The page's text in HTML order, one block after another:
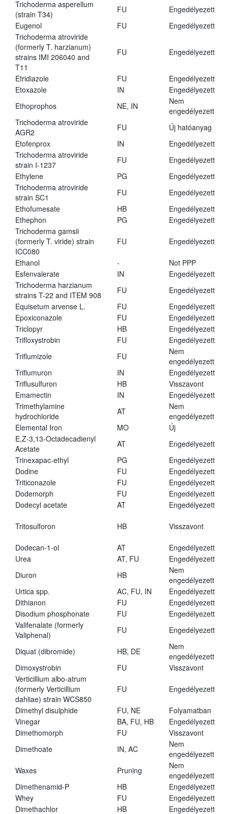
Trichoderma asperellum
(strain T34)
FU
Engedélyezett
Eugenol
FU
Engedélyezett
Trichoderma atroviride
(formerly T. harzianum)
strains IMI 206040 and
T11
FU Engedélyezett
Etridiazole FU
Engedélyezett
Etoxazole
IN
Engedélyezett
Ethoprophos
NE, IN
Nem
engedélyezett
Trichoderma atroviride
AGR2
FU
Új hatóanyag
Etofenprox
IN
Engedélyezett
Trichoderma atroviride
strain I-1237
FU
Engedélyezett
Ethylene
PG
Engedélyezett
Trichoderma atroviride
strain SC1
FU
Engedélyezett
Ethofumesate
HB
Engedélyezett
Ethephon
PG
Engedélyezett
Trichoderma gamsii
(formerly T. viride) strain
ICC080
FU Engedélyezett
Ethanol -
Not PPP
Esfenvalerate
IN
Engedélyezett
Trichoderma harzianum
strains T-22 and ITEM 908
FU
Engedélyezett
Equisetum arvense L.
FU
Engedélyezett
Epoxiconazole
FU
Engedélyezett
Triclopyr
HB
Engedélyezett
Trifloxystrobin
FU
Engedélyezett
Triflumizole
FU
Nem
engedélyezett
Triflumuron
IN
Engedélyezett
Triflusulfuron
HB
Visszavont
Emamectin
IN
Engedélyezett
Trimethylamine
hydrochloride
AT
Nem
engedélyezett
Elemental Iron
MO
Új
E,Z-3,13-Octadecadienyl
Acetate
AT
Engedélyezett
Trinexapac-ethyl
PG
Engedélyezett
Dodine
FU
Engedélyezett
Triticonazole
FU
Engedélyezett
Dodemorph
FU
Engedélyezett
Dodecyl acetate
AT Engedélyezett
Tritosulforon HB Visszavont
Dodecan-1-ol AT
Engedélyezett
Urea
AT, FU
Engedélyezett
Diuron
HB
Nem
engedélyezett
Urtica spp.
AC, FU, IN
Engedélyezett
Dithianon
FU
Engedélyezett
Disodium phosphonate
FU
Engedélyezett
Valifenalate (formerly
Valiphenal)
FU Engedélyezett
Diquat (dibromide) HB, DE
Nem
engedélyezett
Dimoxystrobin
FU
Visszavont
Verticillium albo-atrum
(formerly Verticillium
dahliae) strain WCS850
FU Engedélyezett
Dimethyl disulphide FU, NE
Folyamatban
Vinegar
BA, FU, HB
Engedélyezett
Dimethomorph
FU
Visszavont
Dimethoate
IN, AC
Nem
engedélyezett
Waxes
Pruning
Nem
engedélyezett
Dimethenamid-P
HB
Engedélyezett
Whey
FU
Engedélyezett
Dimethachlor
HB Engedélyezett